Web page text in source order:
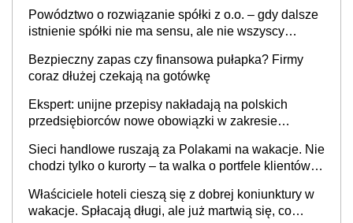
Powództwo o rozwiązanie spółki z o.o. – gdy dalsze
istnienie spółki nie ma sensu, ale nie wszyscy
Bezpieczny zapas czy finansowa pułapka? Firmy
coraz dłużej czekają na gotówkę
Ekspert: unijne przepisy nakładają na polskich
przedsiębiorców nowe obowiązki w zakresie
Sieci handlowe ruszają za Polakami na wakacje. Nie
chodzi tylko o kurorty – ta walka o portfele klientów
cichu
Właściciele hoteli cieszą się z dobrej koniunktury w
wakacje. Spłacają długi, ale już martwią się, co